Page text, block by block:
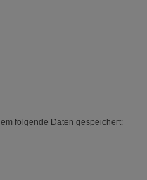
folgende Daten gespeichert: